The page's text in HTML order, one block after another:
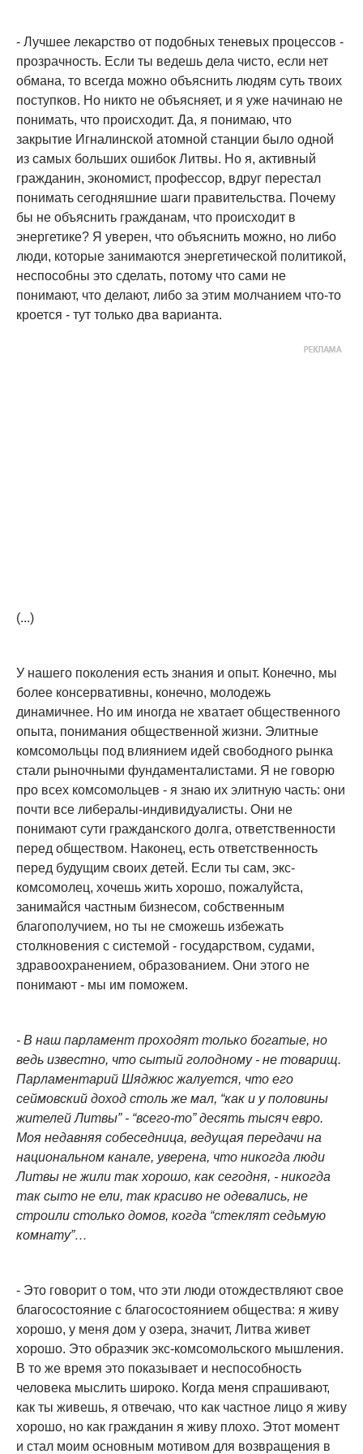
- Лучшее лекарство от подобных теневых процессов -
прозрачность. Если ты ведешь дела чисто, если нет
обмана, то всегда можно объяснить людям суть твоих
поступков. Но никто не объясняет, и я уже начинаю не
понимать, что происходит. Да, я понимаю, что
закрытие Игналинской атомной станции было одной
из самых больших ошибок Литвы. Но я, активный
гражданин, экономист, профессор, вдруг перестал
понимать сегодняшние шаги правительства. Почему
бы не объяснить гражданам, что происходит в
энергетике? Я уверен, что объяснить можно, но либо
люди, которые занимаются энергетической политикой,
неспособны это сделать, потому что сами не
понимают, что делают, либо за этим молчанием что-то
кроется - тут только два варианта.
(...)
У нашего поколения есть знания и опыт. Конечно, мы
более консервативны, конечно, молодежь
динамичнее. Но им иногда не хватает общественного
опыта, понимания общественной жизни. Элитные
комсомольцы под влиянием идей свободного рынка
стали рыночными фундаменталистами. Я не говорю
про всех комсомольцев - я знаю их элитную часть: они
почти все либералы-индивидуалисты. Они не
понимают сути гражданского долга, ответственности
перед обществом. Наконец, есть ответственность
перед будущим своих детей. Если ты сам, экс-
комсомолец, хочешь жить хорошо, пожалуйста,
занимайся частным бизнесом, собственным
благополучием, но ты не сможешь избежать
столкновения с системой - государством, судами,
здравоохранением, образованием. Они этого не
понимают - мы им поможем.
- В наш парламент проходят только богатые, но
ведь известно, что сытый голодному - не товарищ.
Парламентарий Шяджюс жалуется, что его
сеймовский доход столь же мал, “как и у половины
жителей Литвы” - “всего-то” десять тысяч евро.
Моя недавняя собеседница, ведущая передачи на
национальном канале, уверена, что никогда люди
Литвы не жили так хорошо, как сегодня, - никогда
так сыто не ели, так красиво не одевались, не
строили столько домов, когда “стеклят седьмую
комнату”…
- Это говорит о том, что эти люди отождествляют свое
благосостояние с благосостоянием общества: я живу
хорошо, у меня дом у озера, значит, Литва живет
хорошо. Это образчик экс-комсомольского мышления.
В то же время это показывает и неспособность
человека мыслить широко. Когда меня спрашивают,
как ты живешь, я отвечаю, что как частное лицо я живу
хорошо, но как гражданин я живу плохо. Этот момент
и стал моим основным мотивом для возвращения в